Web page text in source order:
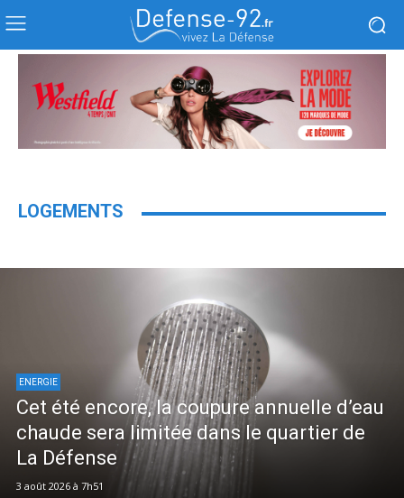
LOGEMENTS
ENERGIE
Cet été encore, la coupure annuelle d’eau
chaude sera limitée dans le quartier de
La Défense
3 août 2026 à 7h51